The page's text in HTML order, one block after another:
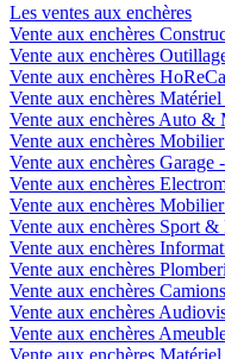
Les ventes aux enchères
Vente aux enchères
Vente aux enchères
Vente aux enchères
Vente aux enchères
Vente aux enchères Auto &
Vente aux enchères
Vente aux enchères Garage
Vente aux enchères
Vente aux enchères
Vente aux enchères Sport
Vente aux enchères
Vente aux enchères
Vente aux enchères
Vente aux enchères
Vente aux enchères
Vente aux enchères